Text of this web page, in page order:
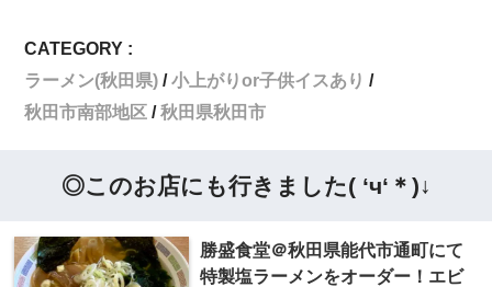
CATEGORY :
ラーメン(秋田県)
小上がりor子供イスあり
秋田市南部地区
秋田県秋田市
◎このお店にも行きました( ‘ч‘＊)↓
勝盛食堂＠秋田県能代市通町にて
特製塩ラーメンをオーダー！エビ